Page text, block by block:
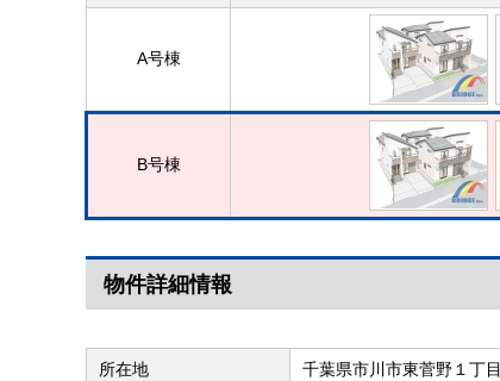
A号棟
B号棟
物件詳細情報
所在地 千葉県市川市東菅野１丁目